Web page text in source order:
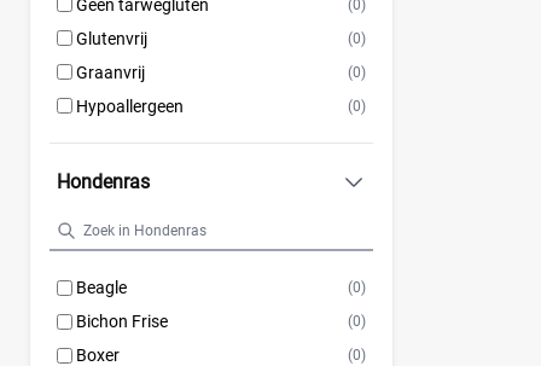
Geen tarwegluten (0)
Glutenvrij (0)
Graanvrij (0)
Hypoallergeen (0)
Hondenras
Beagle (0)
Bichon Frise (0)
Boxer (0)